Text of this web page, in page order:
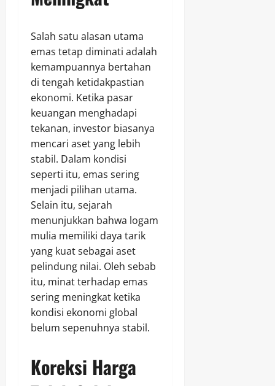
Salah satu alasan utama
emas tetap diminati adalah
kemampuannya bertahan
di tengah ketidakpastian
ekonomi. Ketika pasar
keuangan menghadapi
tekanan, investor biasanya
mencari aset yang lebih
stabil. Dalam kondisi
seperti itu, emas sering
menjadi pilihan utama.
Selain itu, sejarah
menunjukkan bahwa logam
mulia memiliki daya tarik
yang kuat sebagai aset
pelindung nilai. Oleh sebab
itu, minat terhadap emas
sering meningkat ketika
kondisi ekonomi global
belum sepenuhnya stabil.
Koreksi Harga